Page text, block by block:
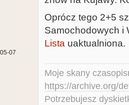
07
Oprócz tego 2+5
Samochodowych i
Lista uaktualniona.
Moje skany
https://archive.org/
Potrzebujesz